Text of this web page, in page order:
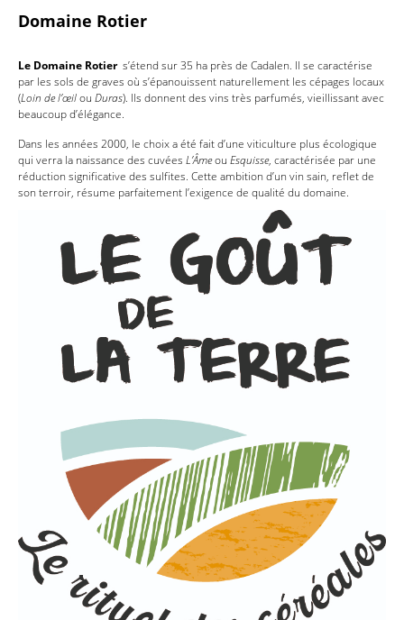
Domaine Rotier
Le Domaine Rotiers’étend sur 35 ha près de Cadalen. Il se caractérise
par les sols de graves où s’épanouissent naturellement les cépages locaux
(Loin de l’œilou Duras). Ils donnent des vins très parfumés, vieillissant avec
beaucoup d’élégance.
Dans les années 2000, le choix a été fait d’une viticulture plus écologique
qui verra la naissance des cuvées L’Âmeou Esquisse, caractérisée par une
réduction significative des sulfites. Cette ambition d’un vin sain, reflet de
son terroir, résume parfaitement l’exigence de qualité du domaine.